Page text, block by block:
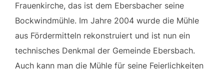
Frauenkirche, das ist dem Ebersbacher seine
Bockwindmühle. Im Jahre 2004 wurde die Mühle
aus Fördermitteln rekonstruiert und ist nun ein
technisches Denkmal der Gemeinde Ebersbach.
Auch kann man die Mühle für seine Feierlichkeiten